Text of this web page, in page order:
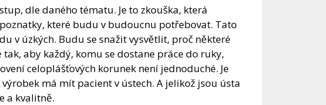
dle daného tématu. Je to zkouška, která
které budu v budoucnu potřebovat. Tato
v úzkých. Budu se snažit vysvětlit, proč některé
aby každý, komu se dostane práce do ruky,
celoplášťových korunek není jednoduché. Je
má mít pacient v ústech. A jelikož jsou ústa
a kvalitně.